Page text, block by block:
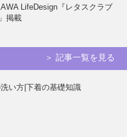
LifeDesign『レタスクラブ
掲載
＞ 記事一覧を見る
い方|下着の基礎知識